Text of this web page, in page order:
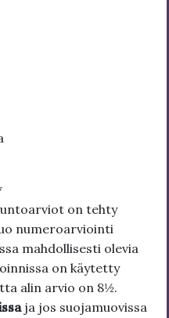
on tehty
numeroarviointi
mahdollisesti olevia
on käytetty
alin arvio on 8½.
ja jos suojamuovissa